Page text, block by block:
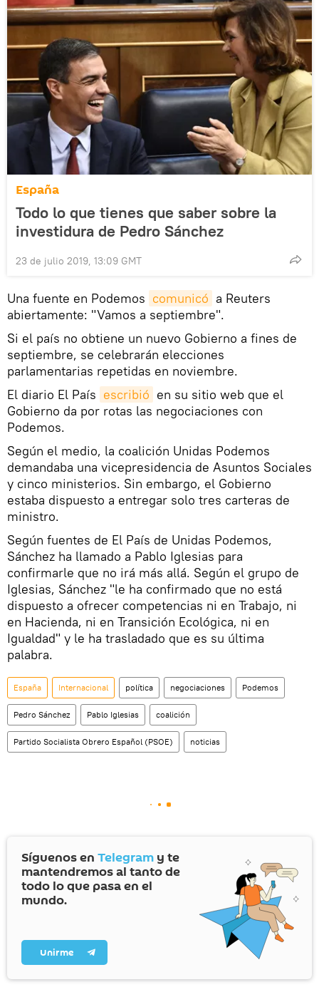
España
Todo lo que tienes que saber sobre la
investidura de Pedro Sánchez
23 de julio 2019, 13:09 GMT
Una fuente en Podemos comunicó a Reuters
abiertamente: "Vamos a septiembre".
Si el país no obtiene un nuevo Gobierno a fines de
septiembre, se celebrarán elecciones
parlamentarias repetidas en noviembre.
El diario El País escribió en su sitio web que el
Gobierno da por rotas las negociaciones con
Podemos.
Según el medio, la coalición Unidas Podemos
demandaba una vicepresidencia de Asuntos Sociales
y cinco ministerios. Sin embargo, el Gobierno
estaba dispuesto a entregar solo tres carteras de
ministro.
Según fuentes de El País de Unidas Podemos,
Sánchez ha llamado a Pablo Iglesias para
confirmarle que no irá más allá. Según el grupo de
Iglesias, Sánchez "le ha confirmado que no está
dispuesto a ofrecer competencias ni en Trabajo, ni
en Hacienda, ni en Transición Ecológica, ni en
Igualdad" y le ha trasladado que es su última
palabra.
España Internacional política negociaciones Podemos
Pedro Sánchez Pablo Iglesias coalición
Partido Socialista Obrero Español (PSOE) noticias
Síguenos en Telegram y te
mantendremos al tanto de
todo lo que pasa en el
mundo.
Unirme